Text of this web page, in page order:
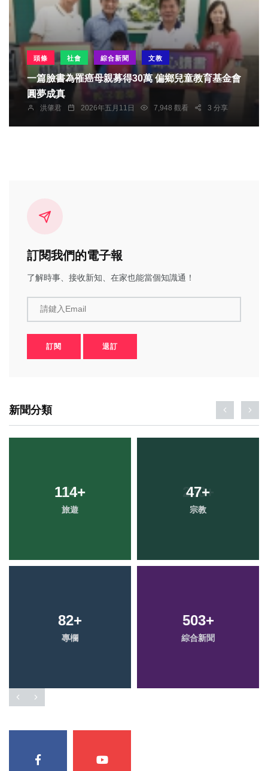
頭條 社會 綜合新聞 文教
一篇臉書為罹癌母親募得30萬 偏鄉兒童教育基金會
圓夢成真
洪肇君 2026年五月11日 7,948 觀看 3 分享
訂閱我們的電子報
了解時事、接收新知、在家也能當個知識通！
請鍵入Email
訂閱 退訂
新聞分類
114+
旅遊
47+
宗教
82+
專欄
503+
綜合新聞